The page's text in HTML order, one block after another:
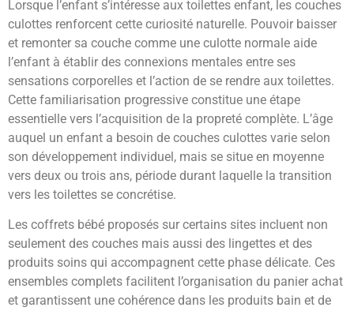
Lorsque l’enfant s’intéresse aux toilettes enfant, les couches
culottes renforcent cette curiosité naturelle. Pouvoir baisser
et remonter sa couche comme une culotte normale aide
l’enfant à établir des connexions mentales entre ses
sensations corporelles et l’action de se rendre aux toilettes.
Cette familiarisation progressive constitue une étape
essentielle vers l’acquisition de la propreté complète. L’âge
auquel un enfant a besoin de couches culottes varie selon
son développement individuel, mais se situe en moyenne
vers deux ou trois ans, période durant laquelle la transition
vers les toilettes se concrétise.
Les coffrets bébé proposés sur certains sites incluent non
seulement des couches mais aussi des lingettes et des
produits soins qui accompagnent cette phase délicate. Ces
ensembles complets facilitent l’organisation du panier achat
et garantissent une cohérence dans les produits bain et de